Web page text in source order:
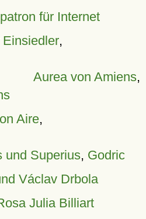
für Internet
,
Aurea von Amiens,
Aire,
und Superius, Godric
Václav Drbola
Julia Billiart